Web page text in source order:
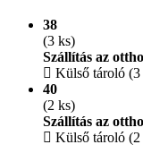
38
(3 ks)
Szállítás az
Külső tároló (3
40
(2 ks)
Szállítás az
Külső tároló (2